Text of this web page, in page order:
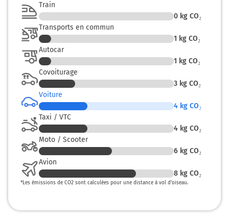
Train
0 kg CO₂
Transports en commun
1 kg CO₂
Autocar
1 kg CO₂
Covoiturage
3 kg CO₂
Voiture
4 kg CO₂
Taxi / VTC
4 kg CO₂
Moto / Scooter
6 kg CO₂
Avion
8 kg CO₂
*Les émissions de CO2 sont calculées pour une distance à vol d’oiseau.